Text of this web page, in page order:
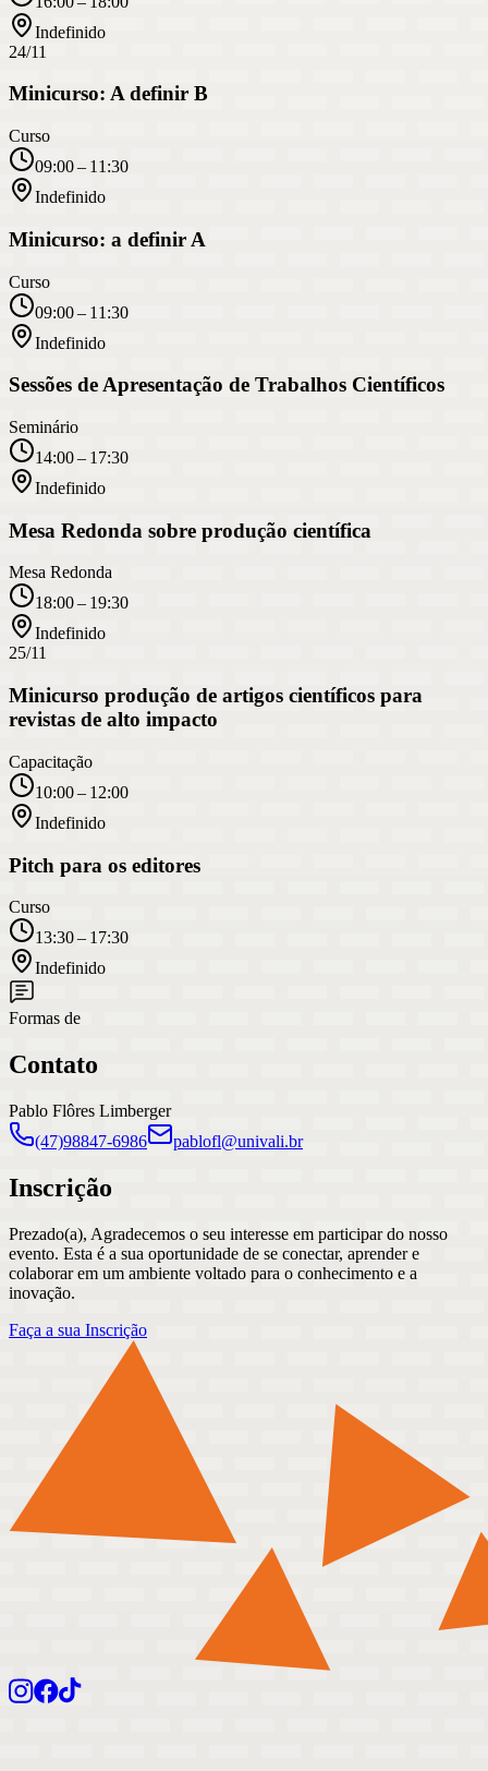
Indefinido
24/11
Minicurso: A definir B
Curso
09:00 – 11:30
Indefinido
Minicurso: a definir A
Curso
09:00 – 11:30
Indefinido
Sessões de Apresentação de Trabalhos Científicos
Seminário
14:00 – 17:30
Indefinido
Mesa Redonda sobre produção científica
Mesa Redonda
18:00 – 19:30
Indefinido
25/11
Minicurso produção de artigos científicos para
revistas de alto impacto
Capacitação
10:00 – 12:00
Indefinido
Pitch para os editores
Curso
13:30 – 17:30
Indefinido
Formas de
Contato
Pablo Flôres Limberger
(47)98847-6986
pablofl@univali.br
Inscrição
Prezado(a), Agradecemos o seu interesse em participar do nosso
evento. Esta é a sua oportunidade de se conectar, aprender e
colaborar em um ambiente voltado para o conhecimento e a
inovação.
Faça a sua Inscrição